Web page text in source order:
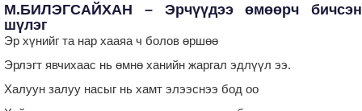
М.БИЛЭГСАЙХАН – Эрчүүдээ өмөөрч бичсэн
шүлэг
Эр хүнийг та нар хааяа ч болов өршөө
Эрлэгт явчихаас нь өмнө ханийн жаргал эдлүүл ээ.
Халуун залуу насыг нь хамт элээснээ бод оо